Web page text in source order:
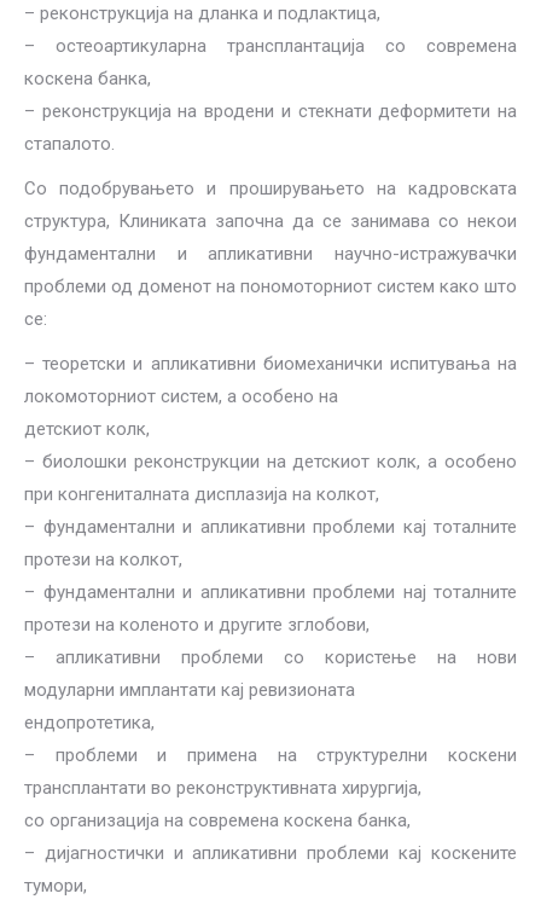
– реконструкција на дланка и подлактица,
– остеоартикуларна трансплантација со современа
коскена банка,
– реконструкција на вродени и стекнати деформитети на
стапалото.
Со подобрувањето и проширувањето на кадровската
структура, Клиниката започна да се занимава со некои
фундаментални и апликативни научно-истражувачки
проблеми од доменот на пономоторниот систем како што
се:
– теоретски и апликативни биомеханички испитувања на
локомоторниот систем, a особено на
детскиот колк,
– биолошки реконструкции на детскиот колк, а особено
при конгениталната дисплазија на колкот,
– фундаментални и апликативни проблеми кај тоталните
протези на колкот,
– фундаментални и апликативни проблеми нај тоталните
протези на коленото и другите зглобови,
– апликативни проблеми со користење на нови
модуларни имплантати кај ревизионата
ендопротетика,
– проблеми и примена на структурелни коскени
трансплантати во реконструктивната хирургија,
со организација на современа коскена банка,
– дијагностички и апликативни проблеми кај коскените
тумори,